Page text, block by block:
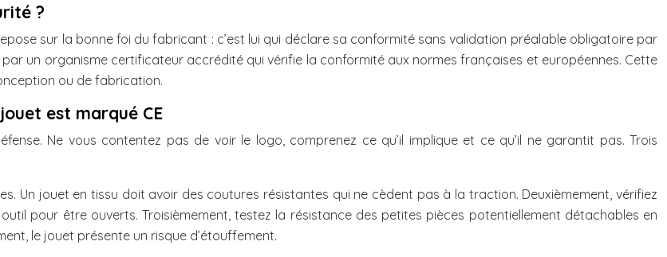
?
sur la bonne foi du fabricant : c’est lui qui déclare sa conformité sans validation préalable obligatoire par
par un organisme certificateur accrédité qui vérifie la conformité aux normes françaises et européennes. Cette
ou de fabrication.
est marqué CE
Ne vous contentez pas de voir le logo, comprenez ce qu’il implique et ce qu’il ne garantit pas. Trois
Un jouet en tissu doit avoir des coutures résistantes qui ne cèdent pas à la traction. Deuxièmement, vérifiez
pour être ouverts. Troisièmement, testez la résistance des petites pièces potentiellement détachables en
le jouet présente un risque d’étouffement.